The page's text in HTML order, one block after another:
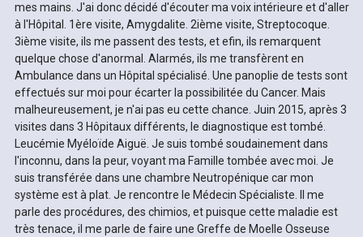
mes mains. J'ai donc décidé d'écouter ma voix intérieure et d'aller
à l'Hôpital. 1ère visite, Amygdalite. 2ième visite, Streptocoque.
3ième visite, ils me passent des tests, et efin, ils remarquent
quelque chose d'anormal. Alarmés, ils me transfèrent en
Ambulance dans un Hôpital spécialisé. Une panoplie de tests sont
effectués sur moi pour écarter la possibilitée du Cancer. Mais
malheureusement, je n'ai pas eu cette chance. Juin 2015, après 3
visites dans 3 Hôpitaux différents, le diagnostique est tombé.
Leucémie Myéloïde Aiguë. Je suis tombé soudainement dans
l'inconnu, dans la peur, voyant ma Famille tombée avec moi. Je
suis transférée dans une chambre Neutropénique car mon
système est à plat. Je rencontre le Médecin Spécialiste. Il me
parle des procédures, des chimios, et puisque cette maladie est
très tenace, il me parle de faire une Greffe de Moelle Osseuse